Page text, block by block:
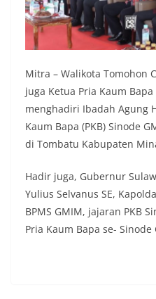
Mitra – Walikota Tomohon
juga Ketua Pria Kaum
menghadiri Ibadah Agung
Kaum Bapa (PKB) Sinode
di Tombatu Kabupaten
Hadir juga, Gubernur
Yulius Selvanus SE,
BPMS GMIM, jajaran PKB
Pria Kaum Bapa se- Sinode